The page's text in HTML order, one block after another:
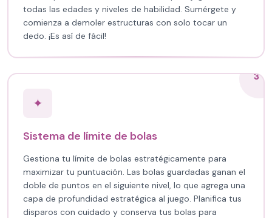
todas las edades y niveles de habilidad. Sumérgete y
comienza a demoler estructuras con solo tocar un
dedo. ¡Es así de fácil!
3
✦
Sistema de límite de bolas
Gestiona tu límite de bolas estratégicamente para
maximizar tu puntuación. Las bolas guardadas ganan el
doble de puntos en el siguiente nivel, lo que agrega una
capa de profundidad estratégica al juego. Planifica tus
disparos con cuidado y conserva tus bolas para